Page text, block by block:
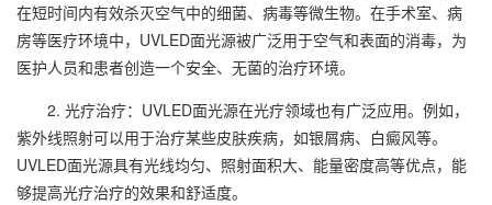
在短时间内有效杀灭空气中的细菌、病毒等微生物。在手术室、病
房等医疗环境中，UVLED面光源被广泛用于空气和表面的消毒，为
医护人员和患者创造一个安全、无菌的治疗环境。
2. 光疗治疗：UVLED面光源在光疗领域也有广泛应用。例如，
紫外线照射可以用于治疗某些皮肤疾病，如银屑病、白癜风等。
UVLED面光源具有光线均匀、照射面积大、能量密度高等优点，能
够提高光疗治疗的效果和舒适度。